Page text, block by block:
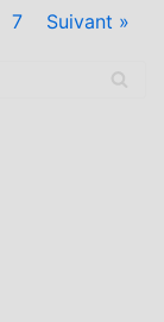
7 Suivant »